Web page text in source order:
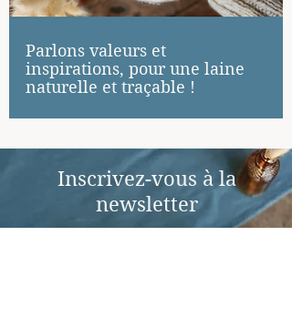
Parlons valeurs et
inspirations, pour une laine
naturelle et traçable !
Inscrivez-vous à la
newsletter